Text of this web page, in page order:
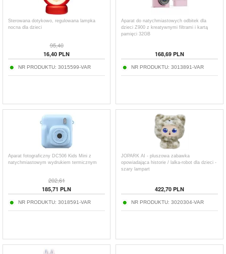
Sterowana dotykowo, regulowana lampka
nocna dla dzieci
95,40
16,40 PLN
NR PRODUKTU: 3015599-VAR
Aparat do natychmiastowych odbitek dla
dzieci Z900 z kreatywnymi filtrami i kartą
pamięci 32GB
168,69 PLN
NR PRODUKTU: 3013891-VAR
Aparat fotograficzny DC506 Kids Mini z
natychmiastowym wydrukiem termicznym
202,61
185,71 PLN
NR PRODUKTU: 3018591-VAR
JOPARK AI - pluszowa zabawka
opowiadająca historie / lalka-robot dla dzieci -
szary lampart
422,70 PLN
NR PRODUKTU: 3020304-VAR